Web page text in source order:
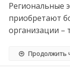
Региональные
приобретают
организации –
Продолжить